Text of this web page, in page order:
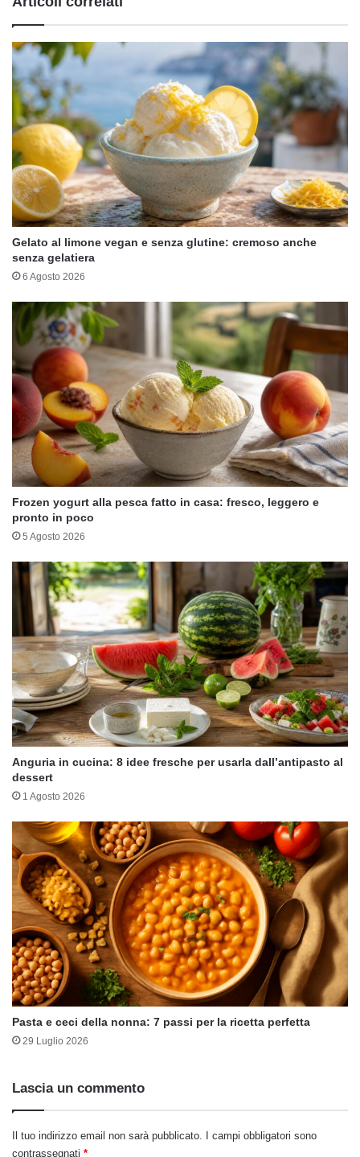
Gelato al limone vegan e senza glutine: cremoso anche
senza gelatiera
6 Agosto 2026
Frozen yogurt alla pesca fatto in casa: fresco, leggero e
pronto in poco
5 Agosto 2026
Anguria in cucina: 8 idee fresche per usarla dall’antipasto al
dessert
1 Agosto 2026
Pasta e ceci della nonna: 7 passi per la ricetta perfetta
29 Luglio 2026
Lascia un commento
Il tuo indirizzo email non sarà pubblicato. I campi obbligatori sono
contrassegnati *